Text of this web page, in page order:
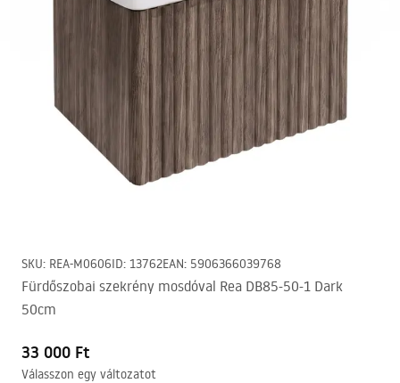
SKU: REA-M0606ID: 13762EAN: 5906366039768
Fürdőszobai szekrény mosdóval Rea DB85-50-1 Dark
50cm
33 000 Ft
Válasszon egy változatot